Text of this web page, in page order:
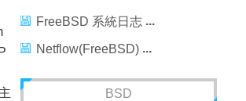
iGENUS_2.0.2
FreeBSD 系統日志
Netflow(FreeBSD)
BSD